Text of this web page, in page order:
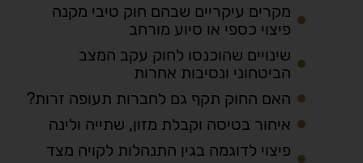
מקרים עיקריים שבהם חוק טיבי מקנה
פיצוי כספי או סיוע מורחב
שינויים שהוכנסו לחוק עקב המצב
הביטחוני ונסיבות אחרות
האם החוק תקף גם לחברות תעופה זרות?
איחור בטיסה וקבלת מזון, שתייה ולינה
פיצוי לדוגמה בגין התנהלות לקויה מצד